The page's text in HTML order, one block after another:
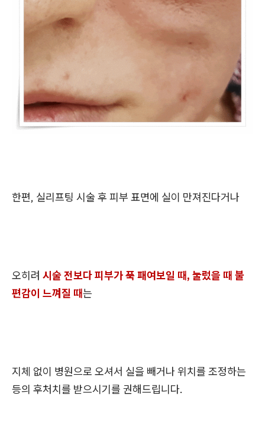
한편, 실리프팅 시술 후 피부 표면에 실이 만져진다거나
오히려 시술 전보다 피부가 푹 패여보일 때, 눌렀을 때 불
편감이 느껴질 때는
지체 없이 병원으로 오셔서 실을 빼거나 위치를 조정하는
등의 후처치를 받으시기를 권해드립니다.